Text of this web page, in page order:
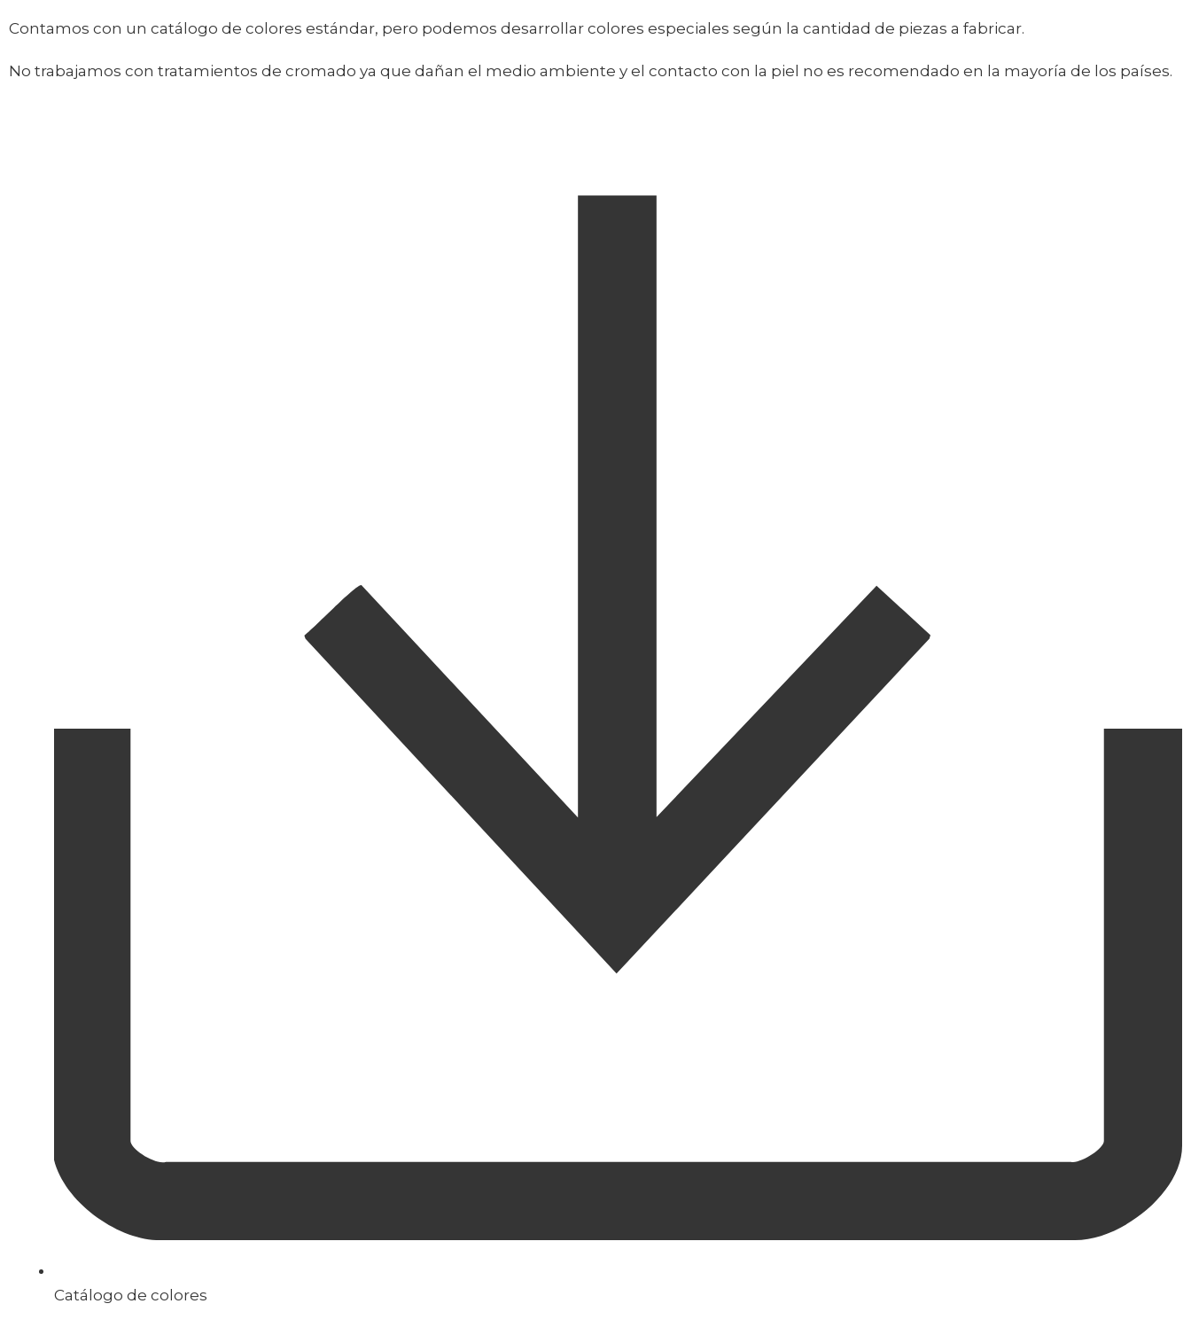
Contamos con un catálogo de colores estándar, pero podemos desarrollar colores especiales según la cantidad de piezas a fabricar.
No trabajamos con tratamientos de cromado ya que dañan el medio ambiente y el contacto con la piel no es recomendado en la mayoría de los países.
Catálogo de colores